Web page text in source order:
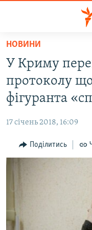
Перейти
основного
матеріалу
Перейти
до
основної
Перейти
до
ВОДА.КРИМ
ВІДЕО ТА ФОТО
БЛОГИ
ПОГЛЯД
ДЕПОРТАЦІЯ
ЯК ОБІЙТИ
НОВИНИ
У Криму
протоколу
фігуранта
17 січень 2018, 16:09
Поділитись